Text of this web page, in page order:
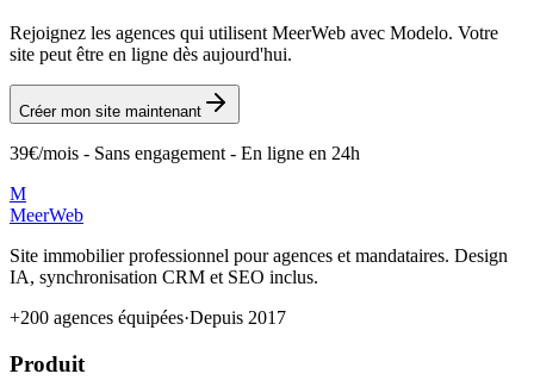
Rejoignez les agences qui utilisent MeerWeb avec Modelo. Votre
site peut être en ligne dès aujourd'hui.
Créer mon site maintenant
39€/mois - Sans engagement - En ligne en 24h
M
MeerWeb
Site immobilier professionnel pour agences et mandataires. Design
IA, synchronisation CRM et SEO inclus.
+200 agences équipées·Depuis 2017
Produit